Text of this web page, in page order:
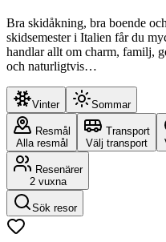
Bra skidåkning, bra boende
skidsemester i Italien får du
handlar allt om charm, familj,
och naturligtvis…
Vinter Sommar
Resmål
Alla resmål
Transport
Välj transport
Resenärer
2 vuxna
Sök resor